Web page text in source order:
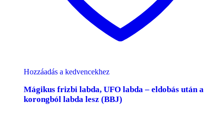
Hozzáadás a kedvencekhez
Mágikus frizbi labda, UFO labda – eldobás után a
korongból labda lesz (BBJ)